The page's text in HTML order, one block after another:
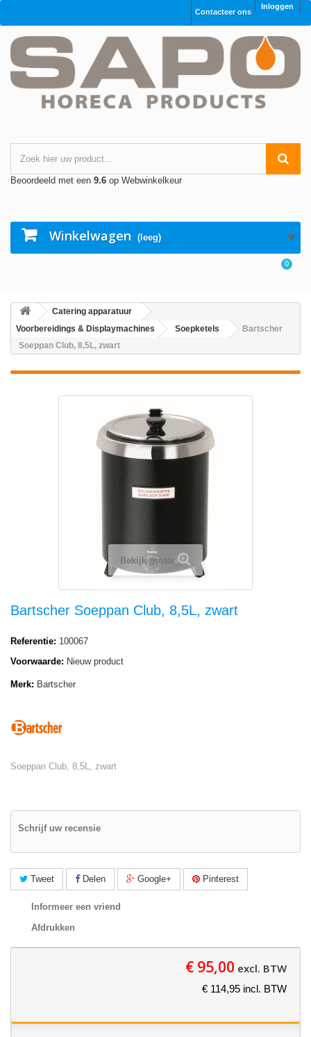
Inloggen
Contacteer ons
Beoordeeld met een 9.6 op Webwinkelkeur
Winkelwagen (leeg)
0
Catering apparatuur
Voorbereidings & Displaymachines
Soepketels
Bartscher
Soeppan Club, 8,5L, zwart
Bekijk groter
Bartscher Soeppan Club, 8,5L, zwart
Referentie: 100067
Voorwaarde: Nieuw product
Merk: Bartscher
Soeppan Club, 8,5L, zwart
Schrijf uw recensie
Tweet Delen Google+ Pinterest
Informeer een vriend
Afdrukken
€ 95,00 excl. BTW
€ 114,95 incl. BTW